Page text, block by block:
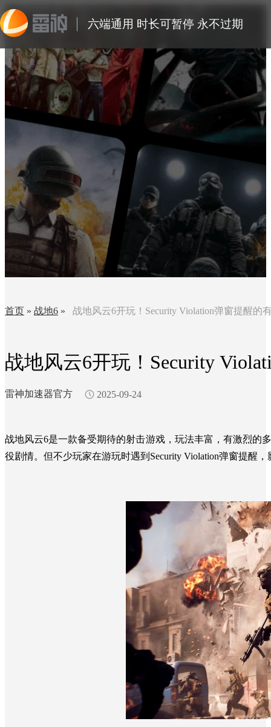
六端通用 时长可暂停 永不过期
首页 » 战地6 » 战地风云6开玩！Security Violation弹窗提醒的
战地风云6开玩！Security
雷神加速器官方 2025-09-24
战地风云6是一款备受期待的射击游戏，玩法丰富，有激烈的
役剧情。但不少玩家在游玩时遇到 Security Violation弹窗提醒，